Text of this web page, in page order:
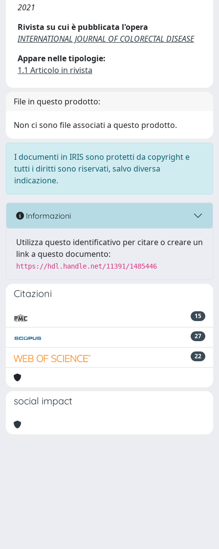
2021
Rivista su cui è pubblicata l'opera
INTERNATIONAL JOURNAL OF COLORECTAL DISEASE
Appare nelle tipologie:
1.1 Articolo in rivista
File in questo prodotto:
Non ci sono file associati a questo prodotto.
I documenti in IRIS sono protetti da copyright e
tutti i diritti sono riservati, salvo diversa
indicazione.
Informazioni
Utilizza questo identificativo per citare o creare un
link a questo documento:
https://hdl.handle.net/11391/1485446
Citazioni
15
27
22
social impact